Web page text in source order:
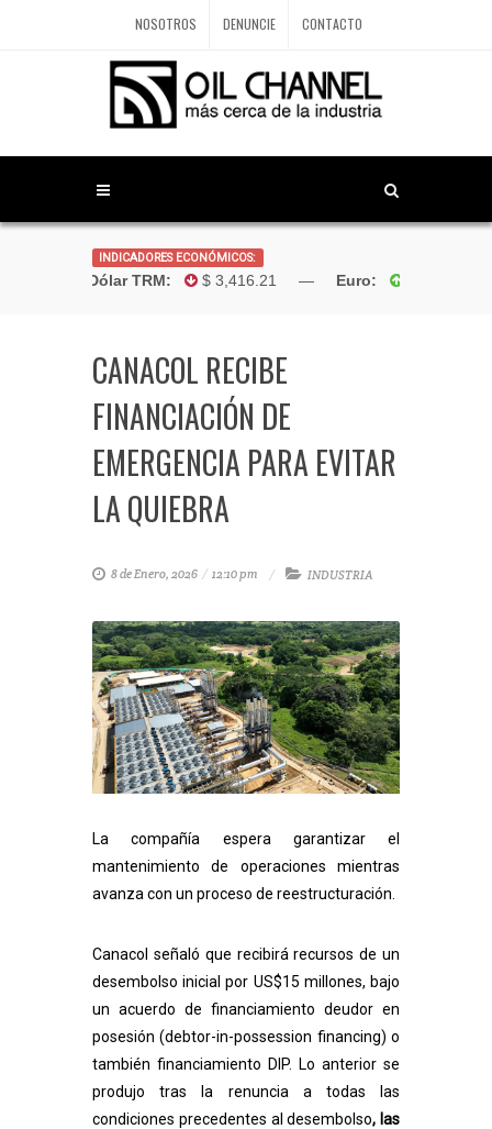
NOSOTROS DENUNCIE CONTACTO
INDICADORES ECONÓMICOS:
Dólar TRM: $ 3,416.21 — Euro:
CANACOL RECIBE
FINANCIACIÓN DE
EMERGENCIA PARA EVITAR
LA QUIEBRA
8 de Enero, 2026 / 12:10 pm INDUSTRIA
La compañía espera garantizar el
mantenimiento de operaciones mientras
avanza con un proceso de reestructuración.
Canacol señaló que recibirá recursos de un
desembolso inicial por US$15 millones, bajo
un acuerdo de financiamiento deudor en
posesión (debtor-in-possession financing) o
también financiamiento DIP. Lo anterior se
produjo tras la renuncia a todas las
condiciones precedentes al desembolso, las